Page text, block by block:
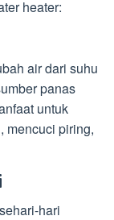
heater:
air dari suhu
panas
untuk
mencuci piring,
hari